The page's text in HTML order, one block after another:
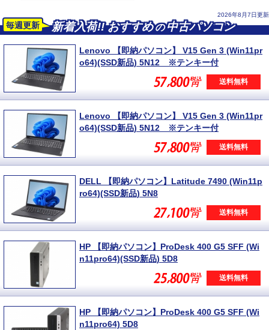
毎週更新 新着入荷!!おすすめの中古パソコン
2026年8月7日更新
Lenovo 【即納パソコン】 V15 Gen 3 (Win11pr
o64)(SSD新品) 5N12 ※テンキー付
送料無料
Lenovo 【即納パソコン】 V15 Gen 3 (Win11pr
o64)(SSD新品) 5N12 ※テンキー付
送料無料
DELL 【即納パソコン】Latitude 7490 (Win11p
ro64)(SSD新品) 5N8
送料無料
HP 【即納パソコン】ProDesk 400 G5 SFF (Wi
n11pro64)(SSD新品) 5D8
送料無料
HP 【即納パソコン】ProDesk 400 G5 SFF (Wi
n11pro64) 5D8